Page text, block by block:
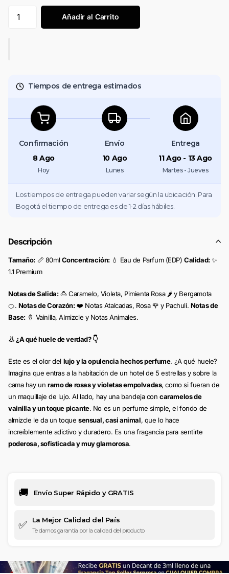
Añadir al Carrito
Tiempos de entrega estimados
Confirmación
8 Ago
Hoy
Envío
10 Ago
Lunes
Entrega
11 Ago - 13 Ago
Martes - Jueves
Los tiempos de entrega pueden variar según la ubicación. Para
Bogotá el tiempo de entrega es de 1-2 días hábiles.
Descripción
Tamaño: 📏 80mlConcentración:💧 Eau de Parfum (EDP)Calidad:✨
1.1 Premium
Notas de Salida:🍮 Caramelo, Violeta, Pimienta Rosa 🌶️ y Bergamota
🍊. Notas de Corazón:❤️ Notas Atalcadas, Rosa 🌹 y Pachulí. Notas de
Base:🍦 Vainilla, Almizcle y Notas Animales.
👃 ¿A qué huele de verdad? 👇
Este es el olor del lujo y la opulencia hechos perfume. ¿A qué huele?
Imagina que entras a la habitación de un hotel de 5 estrellas y sobre la
cama hay un ramo de rosas y violetas empolvadas, como si fueran de
un maquillaje de lujo. Al lado, hay una bandeja concaramelos de
vainilla y un toque picante. No es un perfume simple, el fondo de
almizcle le da un toque sensual, casi animal, que lo hace
increíblemente adictivo y duradero. Es una fragancia para sentirte
poderosa, sofisticada y muy glamorosa.
🚚 Envío Super Rápido y GRATIS
✅ La Mejor Calidad del País
Te damos garantía por la calidad del producto